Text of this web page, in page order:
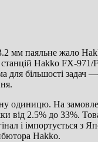
мм паяльне жало
Hakko FX-
для більшості задач —
одиницю. На
від 2.5% до 33%.
і імпортується з
Hakko.